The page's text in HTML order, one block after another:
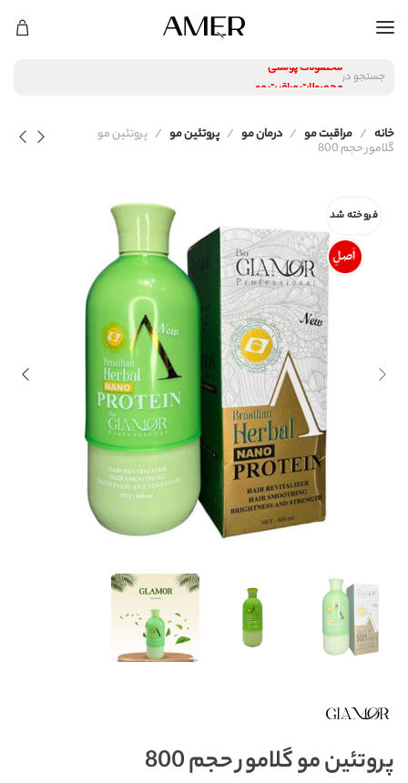
جستجو در محصولات مراقبت مو
محصولات پوستی
محصولات مراقبت مو
خانه مراقبت مو درمان مو پروتئین مو پروتئین مو
گلامور حجم 800
فروخته شد
پروتئین مو گلامور حجم 800